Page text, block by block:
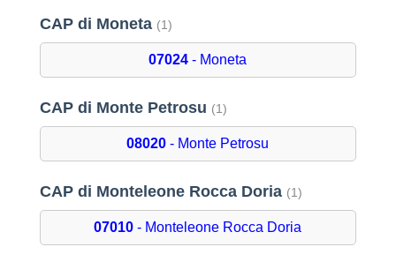
CAP di Moneta (1)
07024 - Moneta
CAP di Monte Petrosu (1)
08020 - Monte Petrosu
CAP di Monteleone Rocca Doria (1)
07010 - Monteleone Rocca Doria